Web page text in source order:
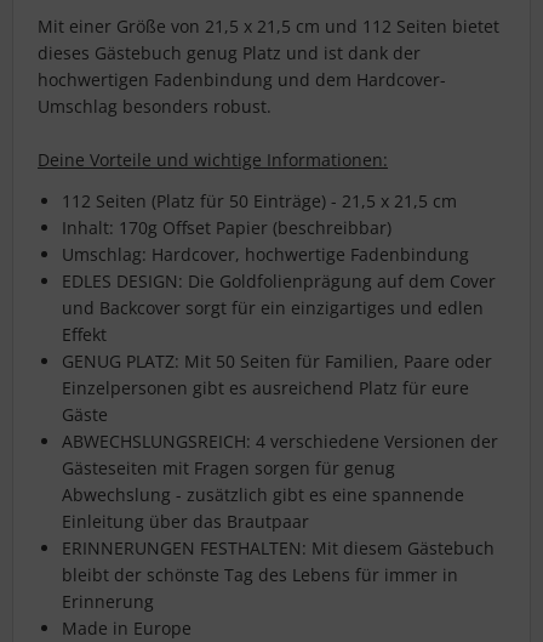
Mit einer Größe von 21,5 x 21,5 cm und 112 Seiten bietet
dieses Gästebuch genug Platz und ist dank der
hochwertigen Fadenbindung und dem Hardcover-
Umschlag besonders robust.
Deine Vorteile und wichtige Informationen:
112 Seiten (Platz für 50 Einträge) - 21,5 x 21,5 cm
Inhalt: 170g Offset Papier (beschreibbar)
Umschlag: Hardcover, hochwertige Fadenbindung
EDLES DESIGN: Die Goldfolienprägung auf dem Cover
und Backcover sorgt für ein einzigartiges und edlen
Effekt
GENUG PLATZ: Mit 50 Seiten für Familien, Paare oder
Einzelpersonen gibt es ausreichend Platz für eure
Gäste
ABWECHSLUNGSREICH: 4 verschiedene Versionen der
Gästeseiten mit Fragen sorgen für genug
Abwechslung - zusätzlich gibt es eine spannende
Einleitung über das Brautpaar
ERINNERUNGEN FESTHALTEN: Mit diesem Gästebuch
bleibt der schönste Tag des Lebens für immer in
Erinnerung
Made in Europe